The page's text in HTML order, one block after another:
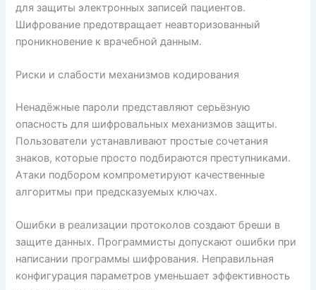
для защиты электронных записей пациентов.
Шифрование предотвращает неавторизованный
проникновение к врачебной данным.
Риски и слабости механизмов кодирования
Ненадёжные пароли представляют серьёзную
опасность для шифровальных механизмов защиты.
Пользователи устанавливают простые сочетания
знаков, которые просто подбираются преступниками.
Атаки подбором компрометируют качественные
алгоритмы при предсказуемых ключах.
Ошибки в реализации протоколов создают бреши в
защите данных. Программисты допускают ошибки при
написании программы шифрования. Неправильная
конфигурация параметров уменьшает эффективность